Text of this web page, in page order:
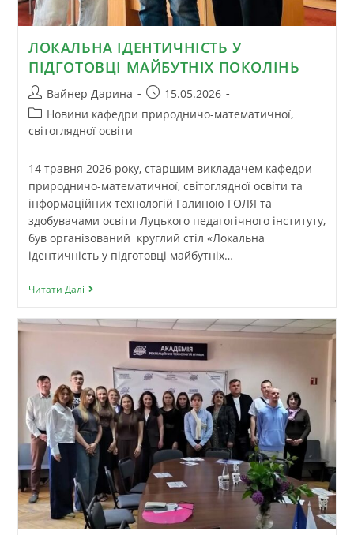
ЛОКАЛЬНА ІДЕНТИЧНІСТЬ У
ПІДГОТОВЦІ МАЙБУТНІХ ПОКОЛІНЬ
Вайнер Дарина
15.05.2026
Новини кафедри природничо-математичної,
світоглядної освіти
14 травня 2026 року, старшим викладачем кафедри
природничо-математичної, світоглядної освіти та
інформаційних технологій Галиною ГОЛЯ та
здобувачами освіти Луцького педагогічного інституту,
був організований круглий стіл «Локальна
ідентичність у підготовці майбутніх…
Читати Далі